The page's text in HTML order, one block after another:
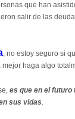
que han
salir de las
, no estoy seguro si
haga algo
es que en el futuro
sus vidas.